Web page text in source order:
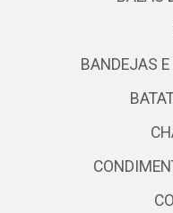
BANDEJAS